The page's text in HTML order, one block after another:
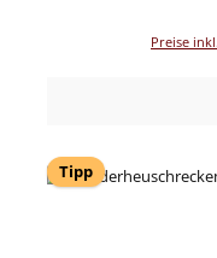
Preise
Tipp